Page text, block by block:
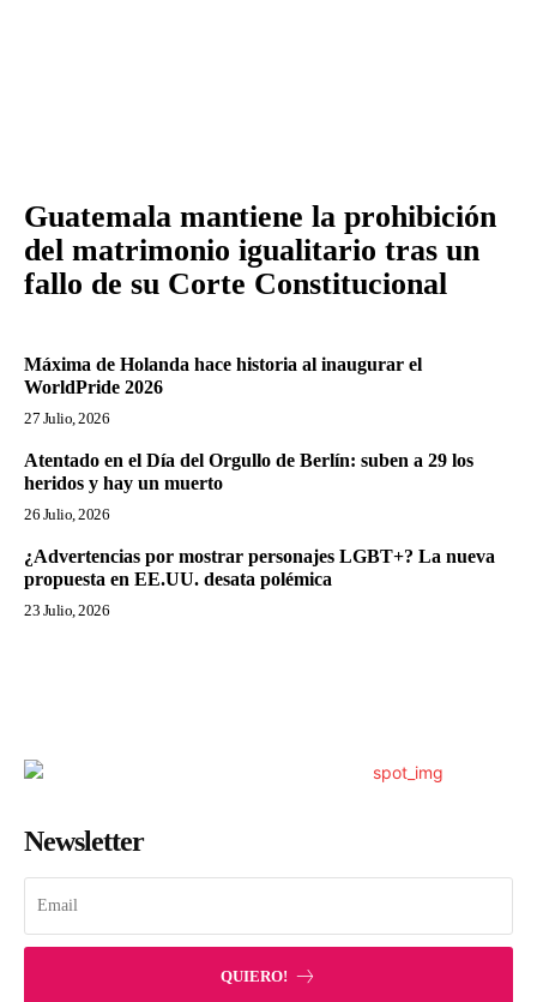
Guatemala mantiene la prohibición
del matrimonio igualitario tras un
fallo de su Corte Constitucional
Máxima de Holanda hace historia al inaugurar el
WorldPride 2026
27 Julio, 2026
Atentado en el Día del Orgullo de Berlín: suben a 29 los
heridos y hay un muerto
26 Julio, 2026
¿Advertencias por mostrar personajes LGBT+? La nueva
propuesta en EE.UU. desata polémica
23 Julio, 2026
Newsletter
QUIERO!